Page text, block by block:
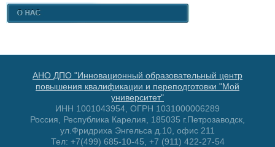
АНО ДПО "Инновационный образовательный центр
повышения квалификации и переподготовки "Мой
университет"
ИНН 1001043954, ОГРН 1031000006289
Россия, Республика Карелия, 185035 г.Петрозаводск,
ул.Фридриха Энгельса д.10, офис 211
Тел: +7(499) 685-10-45, +7 (911) 422-27-54